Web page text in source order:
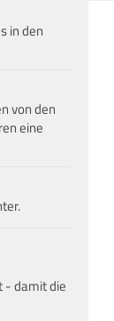
in den
von den
eine
- damit die